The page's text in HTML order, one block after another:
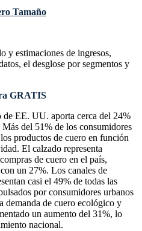
y estimaciones de ingresos,
el desglose por segmentos y
GRATIS
de EE. UU. aporta cerca del 24%
del 51% de los consumidores
productos de cuero en función
El calzado representa
de cuero en el país,
un 27%. Los canales de
casi el 49% de todas las
​​por consumidores urbanos
demanda de cuero ecológico y
un aumento del 31%, lo
nacional.